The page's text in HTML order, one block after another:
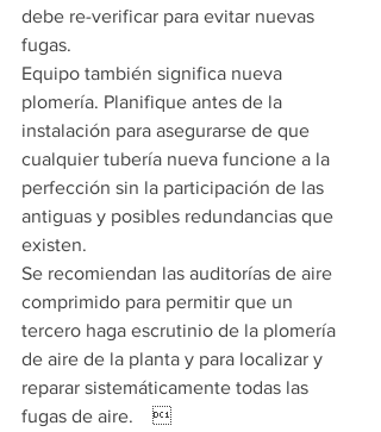
debe re-verificar para evitar nuevas
fugas.
Equipo también significa nueva
plomería. Planifique antes de la
instalación para asegurarse de que
cualquier tubería nueva funcione a la
perfección sin la participación de las
antiguas y posibles redundancias que
existen.
Se recomiendan las auditorías de aire
comprimido para permitir que un
tercero haga escrutinio de la plomería
de aire de la planta y para localizar y
reparar sistemáticamente todas las
fugas de aire.    